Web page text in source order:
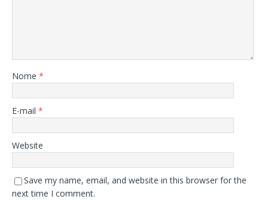
Nome *
E-mail *
Website
Save my name, email, and website in this browser for the
next time I comment.